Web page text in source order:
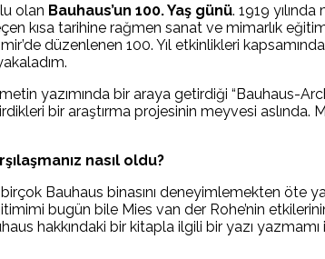
olan Bauhaus’un 100. Yaş günü. 1919
kısa tarihine rağmen sanat ve mimarlık
düzenlenen 100. Yıl etkinlikleri
yazımında bir araya getirdiği “Bauhaus-
bir araştırma projesinin meyvesi
nasıl oldu?
Bauhaus binasını deneyimlemekten öte
bugün bile Mies van der Rohe’nin
hakkındaki bir kitapla ilgili bir yazı